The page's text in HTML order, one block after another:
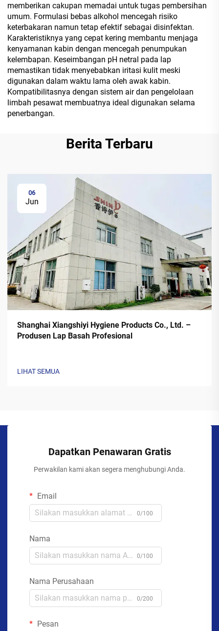
memberikan cakupan memadai untuk tugas pembersihan
umum. Formulasi bebas alkohol mencegah risiko
keterbakaran namun tetap efektif sebagai disinfektan.
Karakteristiknya yang cepat kering membantu menjaga
kenyamanan kabin dengan mencegah penumpukan
kelembapan. Keseimbangan pH netral pada lap
memastikan tidak menyebabkan iritasi kulit meski
digunakan dalam waktu lama oleh awak kabin.
Kompatibilitasnya dengan sistem air dan pengelolaan
limbah pesawat membuatnya ideal digunakan selama
penerbangan.
Berita Terbaru
06
Jun
Shanghai Xiangshiyi Hygiene Products Co., Ltd. –
Produsen Lap Basah Profesional
LIHAT SEMUA
Dapatkan Penawaran Gratis
Perwakilan kami akan segera menghubungi Anda.
Email
0/100
Nama
0/100
Nama Perusahaan
0/200
Pesan